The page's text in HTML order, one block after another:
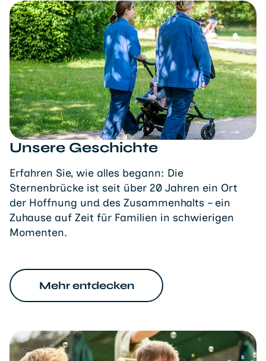
Unsere Geschichte
Erfahren Sie, wie alles begann: Die
Sternenbrücke ist seit über 20 Jahren ein Ort
der Hoffnung und des Zusammenhalts – ein
Zuhause auf Zeit für Familien in schwierigen
Momenten.
Mehr entdecken